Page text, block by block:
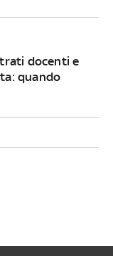
docenti e
quando